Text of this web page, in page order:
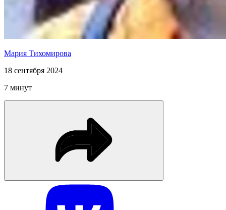
Мария Тихомирова
18 сентября 2024
7 минут